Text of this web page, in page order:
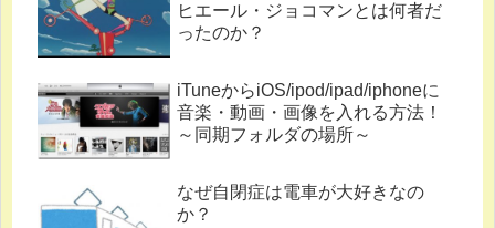
ヒエール・ジョコマンとは何者だ
ったのか？
iTuneからiOS/ipod/ipad/iphoneに
音楽・動画・画像を入れる方法！
～同期フォルダの場所～
なぜ自閉症は電車が大好きなの
か？